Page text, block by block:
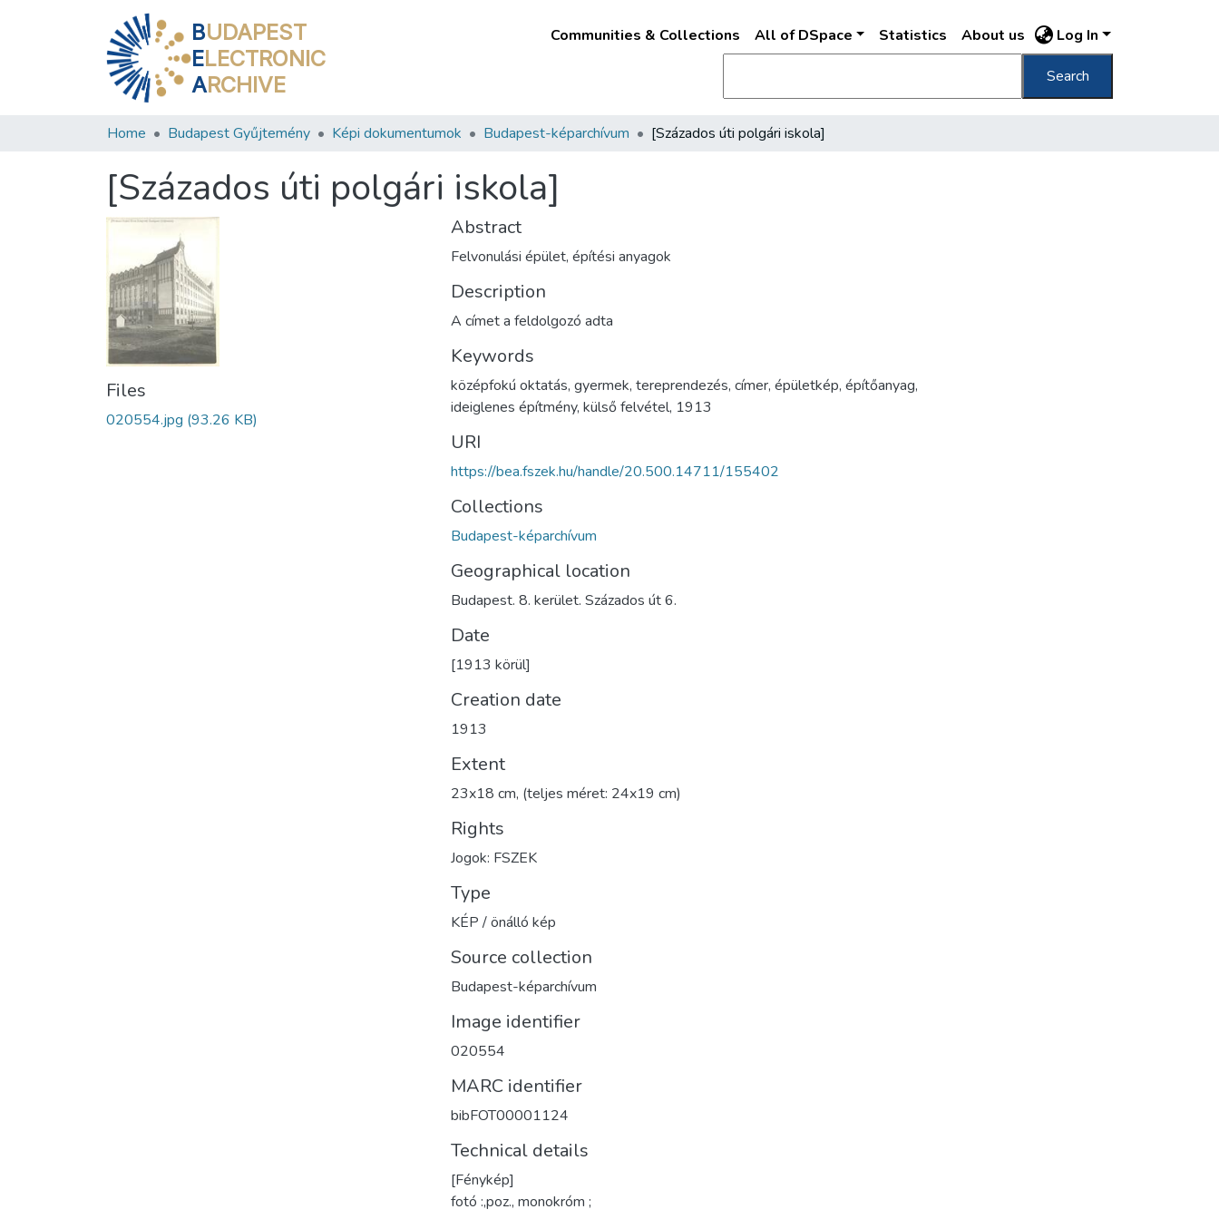
BUDAPEST
ELECTRONIC
ARCHIVE
Communities & Collections All of DSpace Statistics About us Log In
Search
Home Budapest Gyűjtemény Képi dokumentumok Budapest-képarchívum [Százados úti polgári iskola]
[Százados úti polgári iskola]
Files
020554.jpg (93.26 KB)
Abstract
Felvonulási épület, építési anyagok
Description
A címet a feldolgozó adta
Keywords
középfokú oktatás, gyermek, tereprendezés, címer, épületkép, építőanyag,
ideiglenes építmény, külső felvétel, 1913
URI
https://bea.fszek.hu/handle/20.500.14711/155402
Collections
Budapest-képarchívum
Geographical location
Budapest. 8. kerület. Százados út 6.
Date
[1913 körül]
Creation date
1913
Extent
23x18 cm, (teljes méret: 24x19 cm)
Rights
Jogok: FSZEK
Type
KÉP / önálló kép
Source collection
Budapest-képarchívum
Image identifier
020554
MARC identifier
bibFOT00001124
Technical details
[Fénykép]
fotó :,poz., monokróm ;